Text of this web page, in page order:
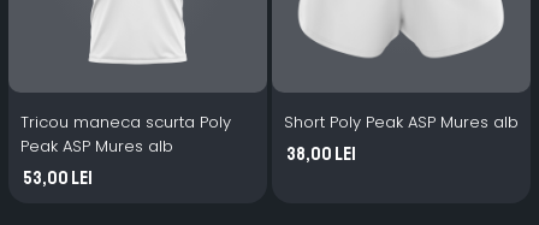
Tricou maneca scurta Poly
Peak ASP Mures alb
53,00 Lei
Short Poly Peak ASP Mures alb
38,00 Lei